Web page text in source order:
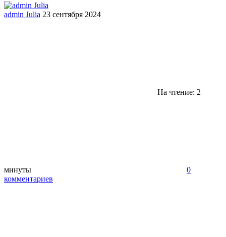
admin Julia 23 сентября 2024
На чтение: 2
минуты
0
комментариев